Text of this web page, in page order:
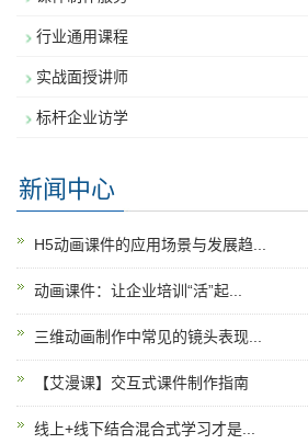
行业通用课程
实战面授讲师
标杆企业访学
新闻中心
H5动画课件的应用场景与发展趋...
动画课件：让企业培训“活”起...
三维动画制作中常见的镜头表现...
【艾漫课】交互式课件制作指南
线上+线下结合混合式学习才是...